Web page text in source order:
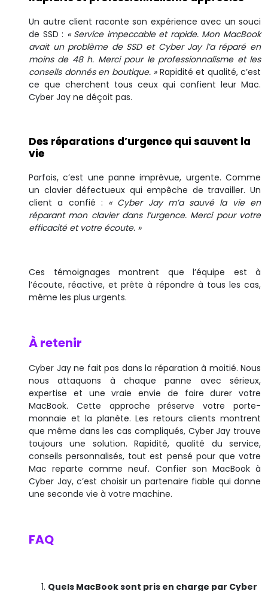
Un autre client raconte son expérience avec un souci
de SSD : « Service impeccable et rapide. Mon MacBook
avait un problème de SSD et Cyber Jay l’a réparé en
moins de 48 h. Merci pour le professionnalisme et les
conseils donnés en boutique. »Rapidité et qualité, c’est
ce que cherchent tous ceux qui confient leur Mac.
Cyber Jay ne déçoit pas.
Des réparations d’urgence qui sauvent la
vie
Parfois, c’est une panne imprévue, urgente. Comme
un clavier défectueux qui empêche de travailler. Un
client a confié : « Cyber Jay m’a sauvé la vie en
réparant mon clavier dans l’urgence. Merci pour votre
efficacité et votre écoute. »
Ces témoignages montrent que l’équipe est à
l’écoute, réactive, et prête à répondre à tous les cas,
même les plus urgents.
À retenir
Cyber Jay ne fait pas dans la réparation à moitié. Nous
nous attaquons à chaque panne avec sérieux,
expertise et une vraie envie de faire durer votre
MacBook. Cette approche préserve votre porte-
monnaie et la planète. Les retours clients montrent
que même dans les cas compliqués, Cyber Jay trouve
toujours une solution. Rapidité, qualité du service,
conseils personnalisés, tout est pensé pour que votre
Mac reparte comme neuf. Confier son MacBook à
Cyber Jay, c’est choisir un partenaire fiable qui donne
une seconde vie à votre machine.
FAQ
Quels MacBook sont pris en charge par Cyber